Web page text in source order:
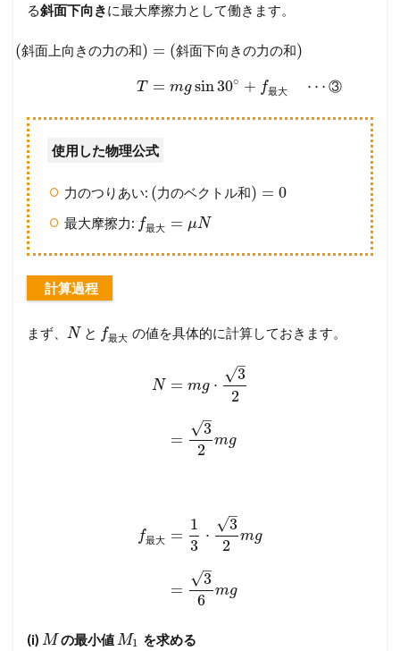
る斜面下向きに最大摩擦力として働きます。
(斜面 上向 きの力の和)
T
= (斜面下向 きの力の和)
= mgsin30∘ + f最大 ⋯ ③
使用した物理公式
力のつりあい: (力のベク ト ル和) = 0
最大摩擦力: f最大 = μN
計算過程
まず、 N と f最大 の値を具体的に計算しておきます。
N = mg ⋅
3
–
√
2
=
3
–
√
2
mg
f最大 =
1
3
⋅
3
–
√
2
mg
=
3
–
√
6
mg
(i) Mの最小値M1 を求める